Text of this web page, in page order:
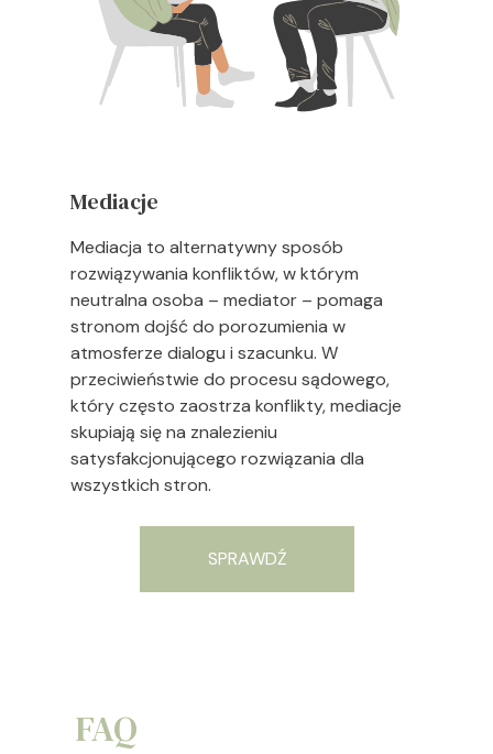
SPRAWDŹ
Mediacja to alternatywny sposób
rozwiązywania konfliktów, w którym
neutralna osoba – mediator – pomaga
stronom dojść do porozumienia w
atmosferze dialogu i szacunku. W
przeciwieństwie do procesu sądowego,
który często zaostrza konflikty, mediacje
skupiają się na znalezieniu
satysfakcjonującego rozwiązania dla
wszystkich stron.
Mediacje
FAQ